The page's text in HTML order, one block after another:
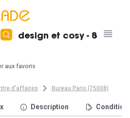
design et cosy - 8
aux favoris
d'affaires Bureau Paris (75008)
Description